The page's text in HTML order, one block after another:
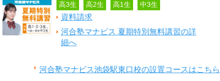
河合塾マナビス池袋駅東口校の設置コースはこちら
高3生 高2生 高1生 中3生
資料請求
河合塾マナビス 夏期特別無料講習の詳
細へ